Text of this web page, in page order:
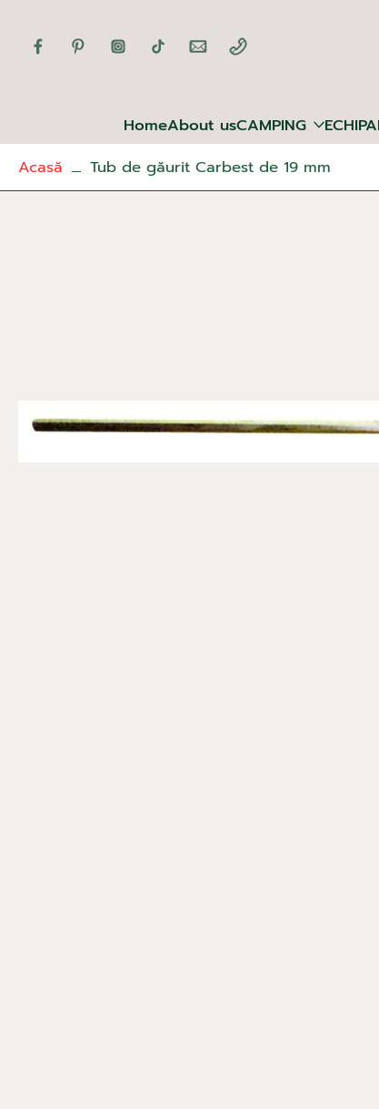
la
HomeAbout usCAMPING
Acasă
Tub de găurit Carbest de 19 mm